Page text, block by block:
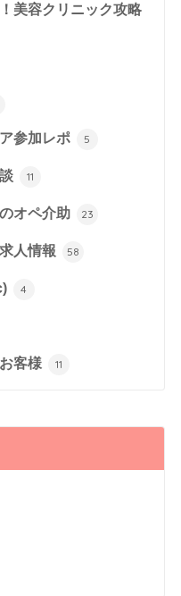
美容クリニック攻略
参加レポ 5
11
オペ介助 23
人情報 58
4
客様 11